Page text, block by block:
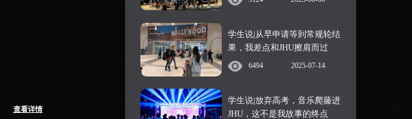
查看详情
学生说|从早申请等到常规轮结
果，我差点和JHU擦肩而过
6494 2025-07-14
学生说|放弃高考，音乐爬藤进
JHU，这不是我故事的终点